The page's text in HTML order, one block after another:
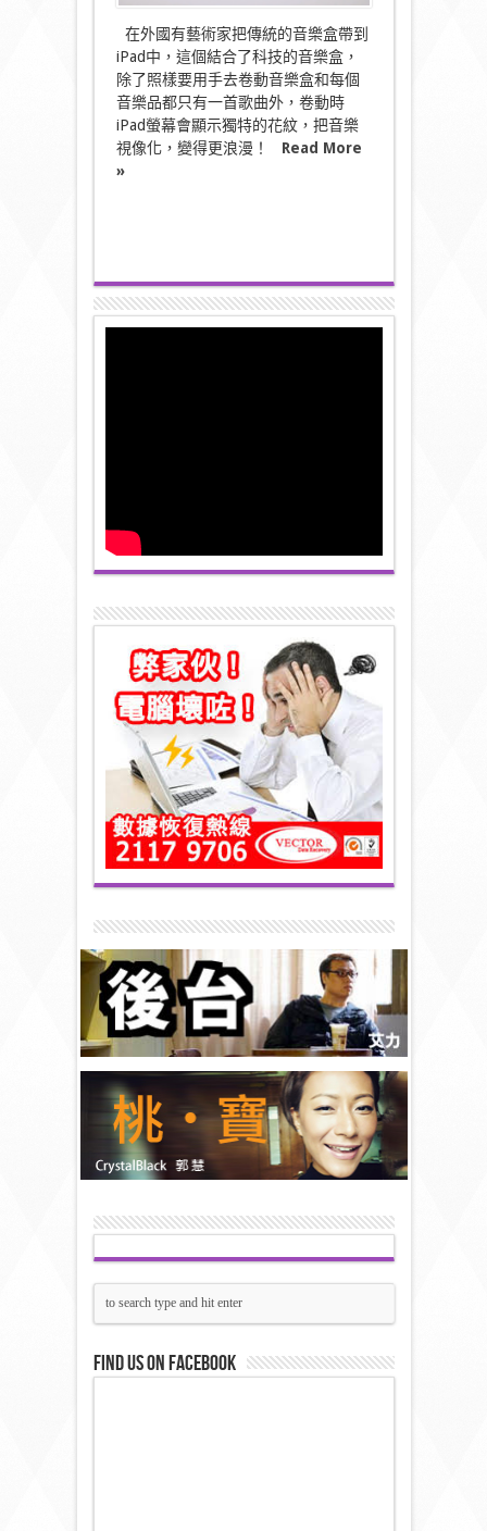
在外國有藝術家把傳統的音樂盒帶到
iPad中，這個結合了科技的音樂盒，
除了照樣要用手去卷動音樂盒和每個
音樂品都只有一首歌曲外，卷動時
iPad螢幕會顯示獨特的花紋，把音樂
視像化，變得更浪漫！ Read More
»
Find us on Facebook